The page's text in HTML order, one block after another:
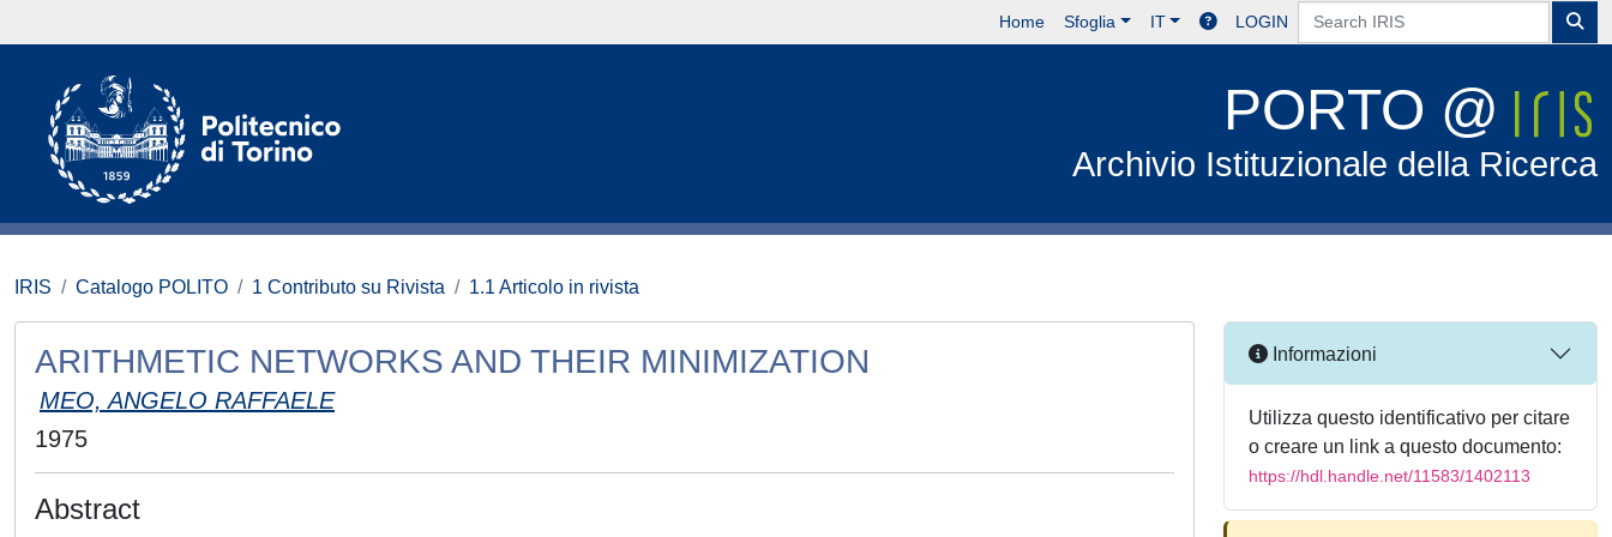
Home Sfoglia IT LOGIN
PORTO @
Archivio Istituzionale della Ricerca
IRIS Catalogo POLITO 1 Contributo su Rivista 1.1 Articolo in rivista
ARITHMETIC NETWORKS AND THEIR MINIMIZATION
MEO, ANGELO RAFFAELE
1975
Abstract
Informazioni
Utilizza questo identificativo per citare
o creare un link a questo documento:
https://hdl.handle.net/11583/1402113